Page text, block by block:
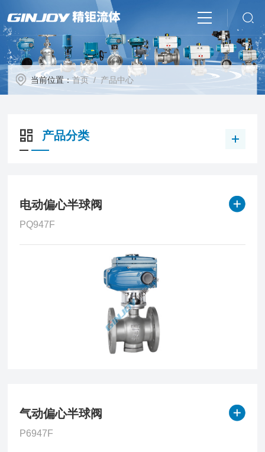
当前位置：首页/ 产品中心
产品分类
电动偏心半球阀
PQ947F
气动偏心半球阀
P6947F